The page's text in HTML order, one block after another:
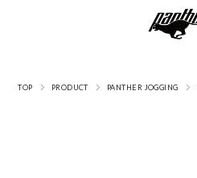
TOP PRODUCT PANTHER JOGGING